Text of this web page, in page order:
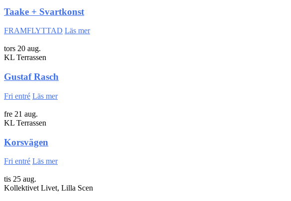
Taake + Svartkonst
FRAMFLYTTAD Läs mer
tors 20 aug.
KL Terrassen
Gustaf Rasch
Fri entré Läs mer
fre 21 aug.
KL Terrassen
Korsvägen
Fri entré Läs mer
tis 25 aug.
Kollektivet Livet, Lilla Scen